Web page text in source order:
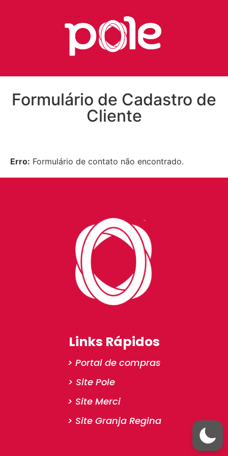
Formulário de Cadastro de
Cliente
Erro: Formulário de contato não encontrado.
Links Rápidos
> Portal de compras
> Site Pole
> Site Merci
> Site Granja Regina